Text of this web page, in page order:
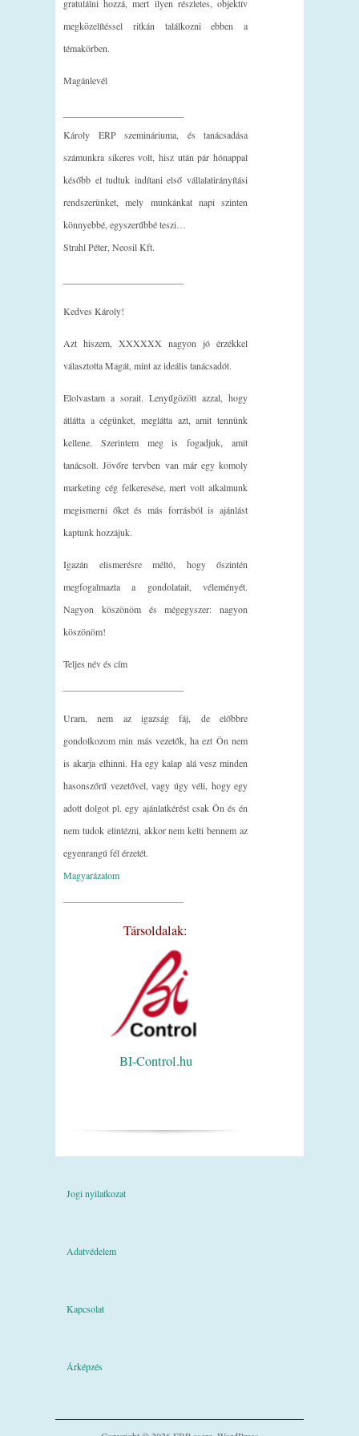
gratulálni hozzá, mert ilyen részletes, objektív
megközelítéssel ritkán találkozni ebben a
témakörben.
Magánlevél
Károly ERP szemináriuma, és tanácsadása
számunkra sikeres volt, hisz után pár hónappal
később el tudtuk indítani első vállalatirányítási
rendszerünket, mely munkánkat napi szinten
könnyebbé, egyszerűbbé teszi…
Strahl Péter, Neosil Kft.
Kedves Károly!
Azt hiszem, XXXXXX nagyon jó érzékkel
választotta Magát, mint az ideális tanácsadót.
Elolvastam a sorait. Lenyűgözött azzal, hogy
átlátta a cégünket, meglátta azt, amit tennünk
kellene. Szerintem meg is fogadjuk, amit
tanácsolt. Jövőre tervben van már egy komoly
marketing cég felkeresése, mert volt alkalmunk
megismerni őket és más forrásból is ajánlást
kaptunk hozzájuk.
Igazán elismerésre méltó, hogy őszintén
megfogalmazta a gondolatait, véleményét.
Nagyon köszönöm és mégegyszer: nagyon
köszönöm!
Teljes név és cím
Uram, nem az igazság fáj, de előbbre
gondolkozom min más vezetők, ha ezt Ön nem
is akarja elhinni. Ha egy kalap alá vesz minden
hasonszőrű vezetővel, vagy úgy véli, hogy egy
adott dolgot pl. egy ajánlatkérést csak Ön és én
nem tudok elintézni, akkor nem kelti bennem az
egyenrangú fél érzetét.
Magyarázatom
Társoldalak:
BI-Control.hu
Jogi nyilatkozat
Adatvédelem
Kapcsolat
Árképzés